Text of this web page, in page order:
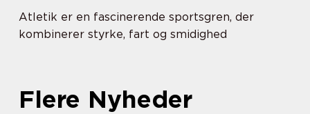
Atletik er en fascinerende sportsgren, der
kombinerer styrke, fart og smidighed
Flere Nyheder